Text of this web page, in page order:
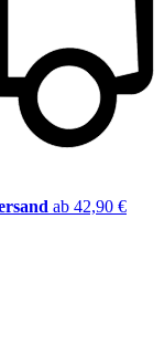
ab 42,90 €